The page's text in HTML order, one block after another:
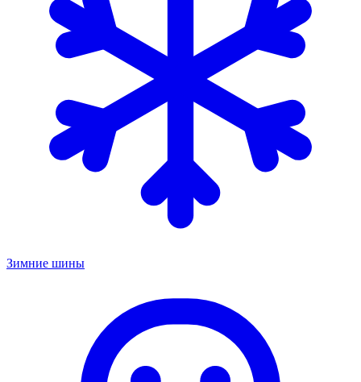
Зимние шины